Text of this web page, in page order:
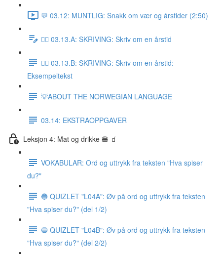
💬 03.12: MUNTLIG: Snakk om vær og årstider (2:50)
✍🏼 03.13.A: SKRIVING: Skriv om en årstid
✍🏼 03.13.B: SKRIVING: Skriv om en årstid:
Eksempeltekst
💡ABOUT THE NORWEGIAN LANGUAGE
03.14: EKSTRAOPPGAVER
Leksjon 4: Mat og drikke 🍔 🧃
VOKABULAR: Ord og uttrykk fra teksten "Hva spiser
du?"
🔵 QUIZLET "L04A": Øv på ord og uttrykk fra teksten
"Hva spiser du?" (del 1/2)
🔵 QUIZLET "L04B": Øv på ord og uttrykk fra teksten
"Hva spiser du?" (del 2/2)